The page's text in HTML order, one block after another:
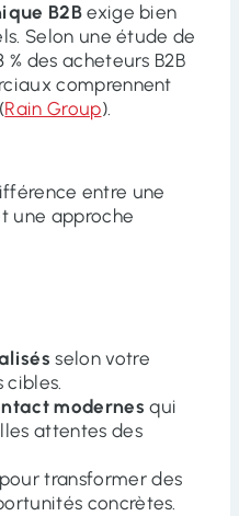
B2Bexige bien
Selon une étude de
% des acheteurs B2B
comprennent
Rain Group).
entre une
une approche
selon votre
cibles.
modernes qui
attentes des
pour transformer des
concrètes.